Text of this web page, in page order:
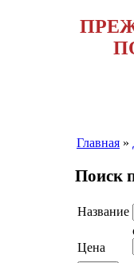
Главная »
Поиск
Название
Цена